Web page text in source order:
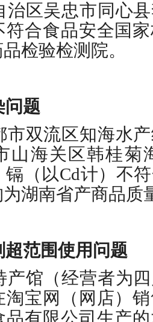
治区吴忠市同心
符合食品安全国
检验检测院。
问题
市双流区知海水
山海关区韩桂菊
镉（以Cd计）不
湖南省产商品质
范围使用问题
产馆（经营者为
淘宝网（网店）
品有限公司生产